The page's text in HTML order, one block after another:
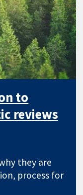
to
reviews
they are
process for